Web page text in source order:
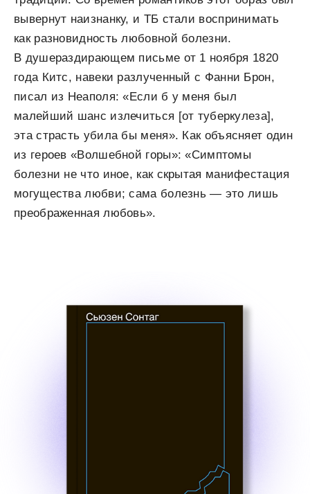
вывернут наизнанку, и ТБ стали воспринимать
как разновидность любовной болезни.
В душераздираю­щем письме от 1 ноября 1820
года Китс, навеки разлучен­ный с Фанни Брон,
писал из Неаполя: «Если б у меня был
малейший шанс излечиться [от туберкулеза],
эта страсть убила бы меня». Как объясняет один
из героев «Волшебной горы»: «Симптомы
болезни не что иное, как скрытая манифестация
могущества любви; сама болезнь — это лишь
преображенная любовь».